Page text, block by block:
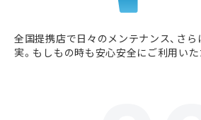
全国提携店で日々のメンテナンス、さ
実。もしもの時も安心安全にご利用いた